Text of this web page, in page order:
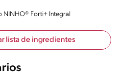
NINHO® Forti+ Integral
lista de ingredientes